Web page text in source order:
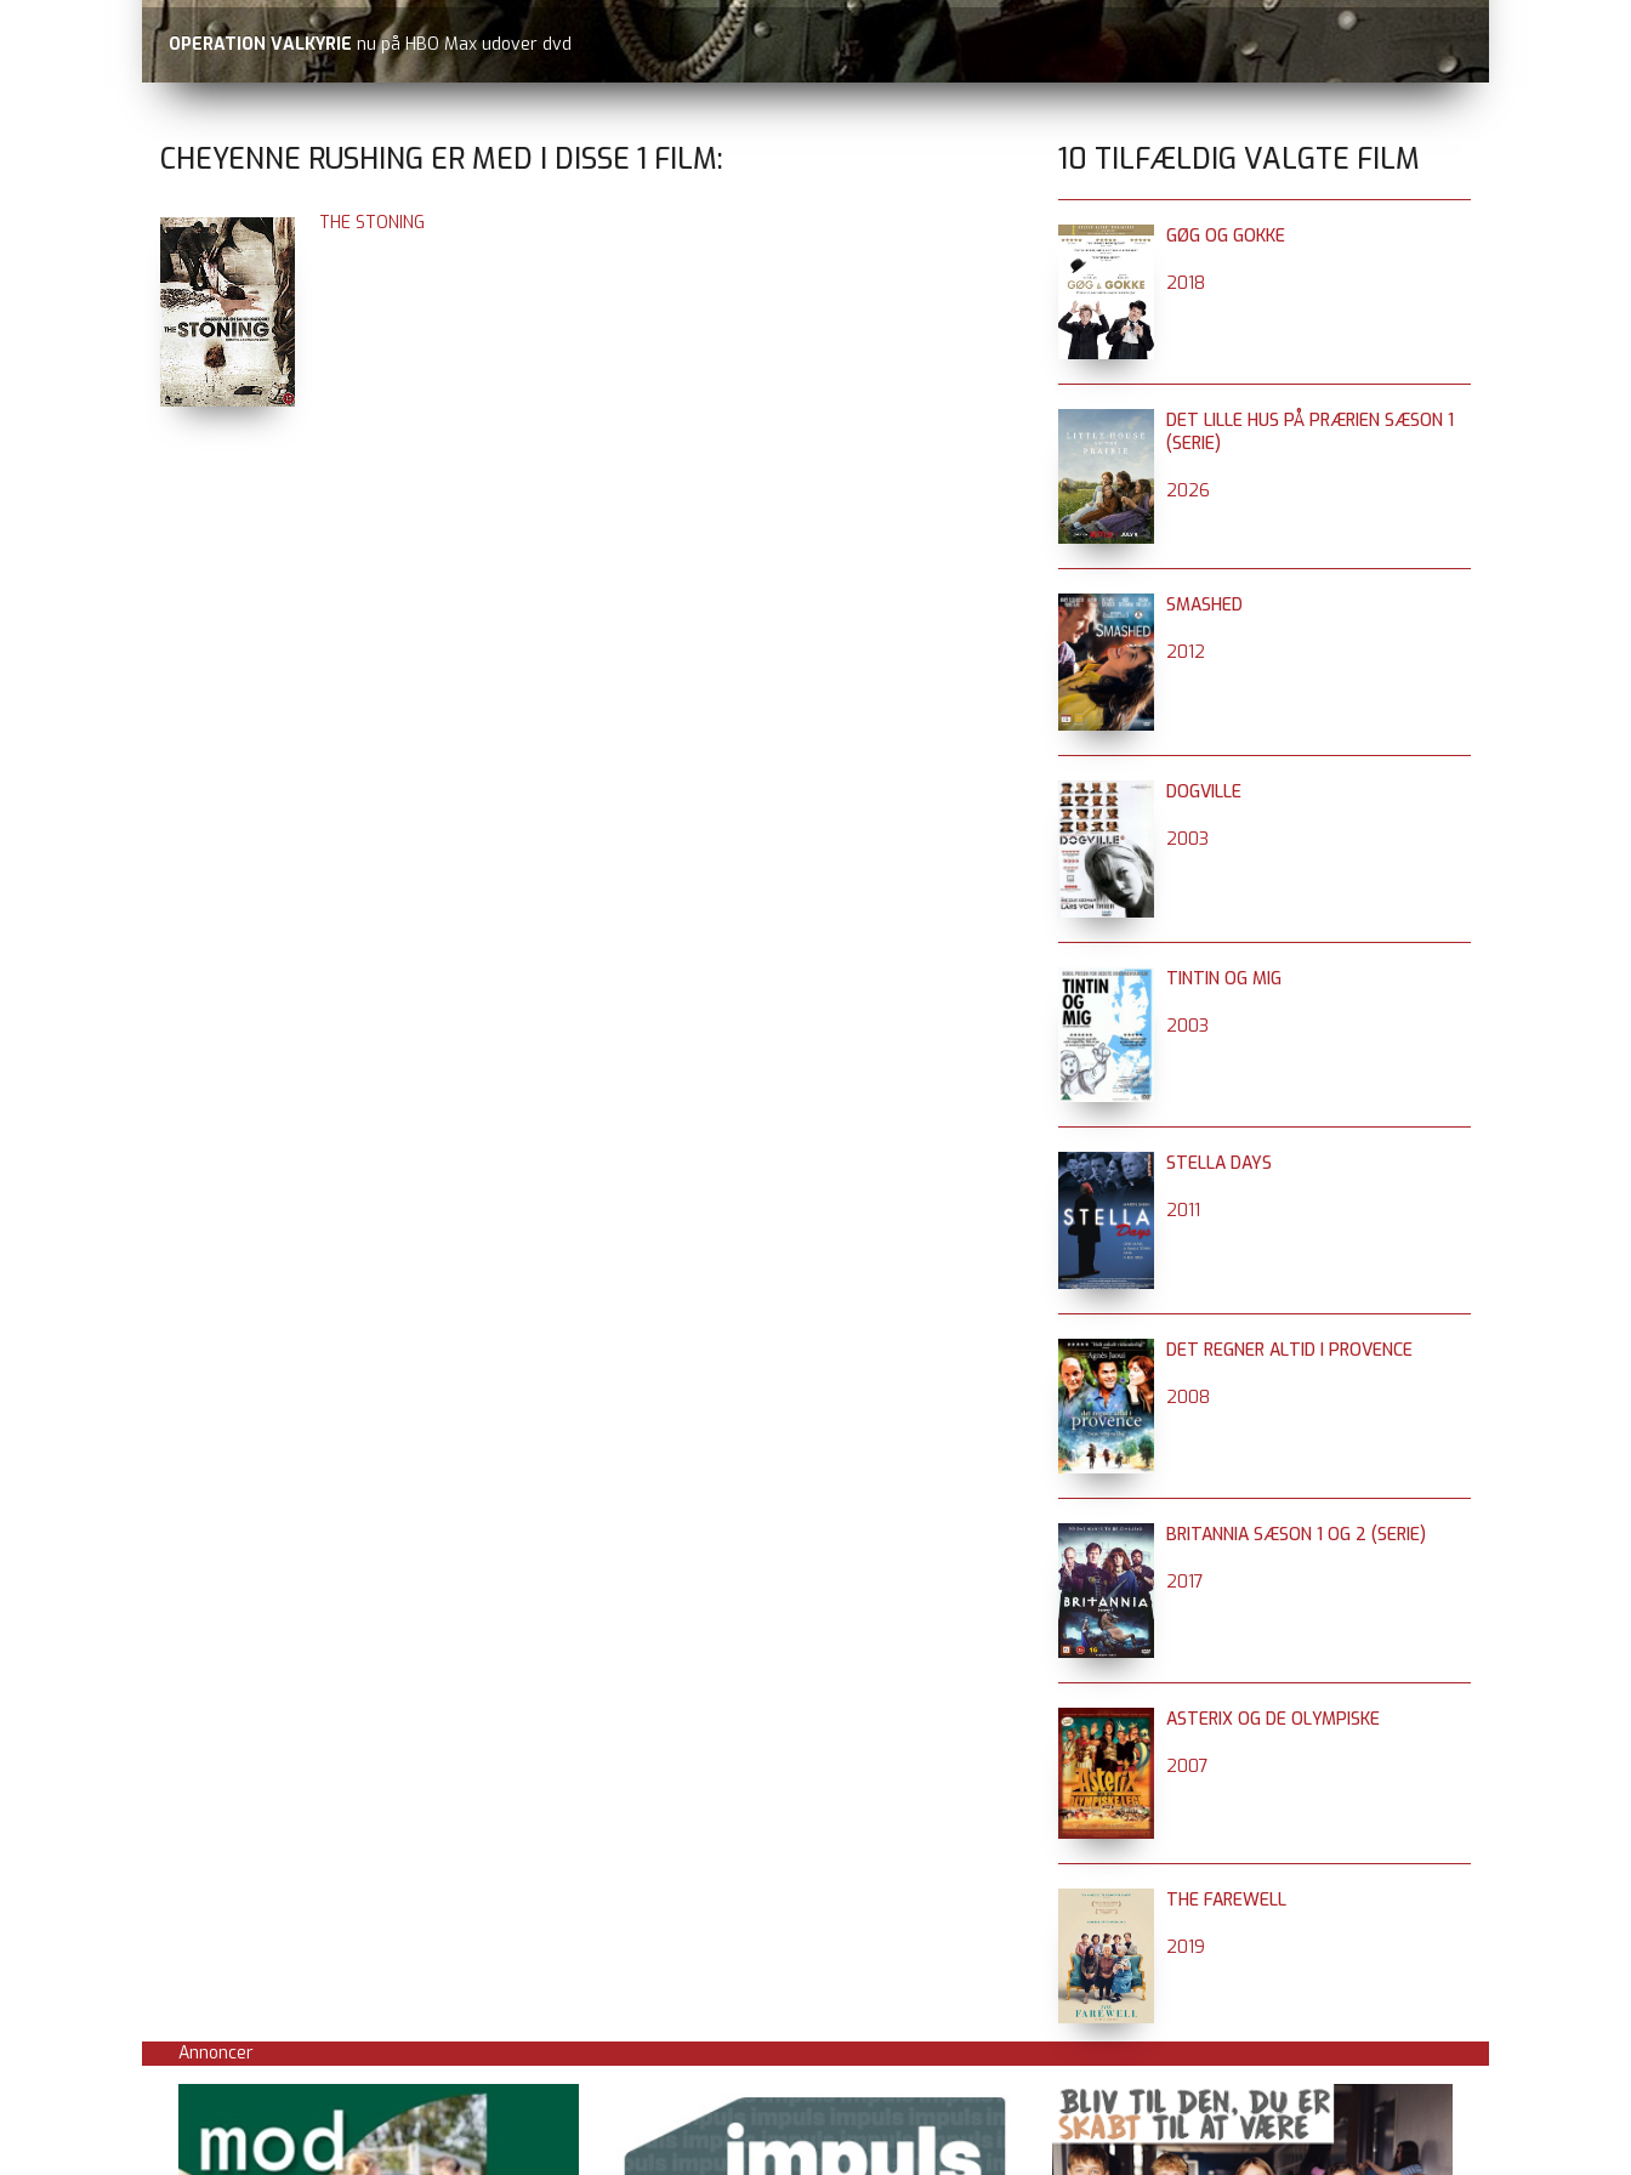
OPERATION VALKYRIE nu på HBO Max udover dvd
CHEYENNE RUSHING ER MED I DISSE 1 FILM:
THE STONING
10 TILFÆLDIG VALGTE FILM
GØG OG GOKKE
2018
DET LILLE HUS PÅ PRÆRIEN SÆSON 1
(SERIE)
2026
SMASHED
2012
DOGVILLE
2003
TINTIN OG MIG
2003
STELLA DAYS
2011
DET REGNER ALTID I PROVENCE
2008
BRITANNIA SÆSON 1 OG 2 (SERIE)
2017
ASTERIX OG DE OLYMPISKE
2007
THE FAREWELL
2019
Annoncer